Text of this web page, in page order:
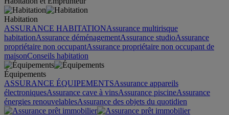
Habitation
ASSURANCE HABITATIONAssurance multirisque
habitationAssurance déménagementAssurance studioAssurance
propriétaire non occupantAssurance propriétaire non occupant de
maisonConseils habitation
Équipements
ASSURANCE ÉQUIPEMENTSAssurance appareils
électroniquesAssurance cave à vinsAssurance piscineAssurance
énergies renouvelablesAssurance des objets du quotidien